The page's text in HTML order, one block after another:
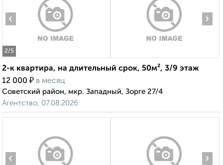
2/5
‹ ›
2-к квартира, на длительный срок, 50м², 3/9 этаж
12 000 ₽ в месяц
Советский район, мкр. Западный, Зорге 27/4
Агентство, 07.08.2026
‹ ›